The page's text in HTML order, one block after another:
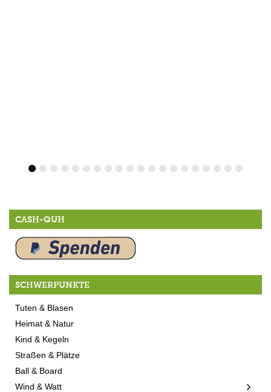
CASH-QUH
SCHWERPUNKTE
Tuten & Blasen
Heimat & Natur
Kind & Kegeln
Straßen & Plätze
Ball & Board
Wind & Watt